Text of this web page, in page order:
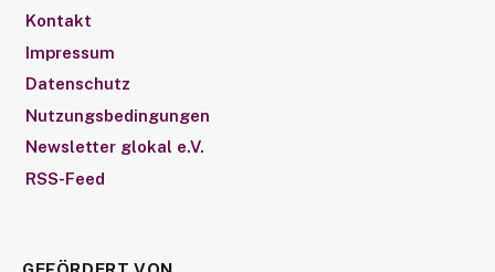
Kontakt
Impressum
Datenschutz
Nutzungsbedingungen
Newsletter glokal e.V.
RSS-Feed